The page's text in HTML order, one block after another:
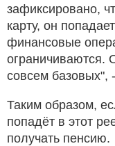
зафиксировано,
карту, он
финансовые
ограничиваются.
совсем базовых",
Таким образом,
попадёт в этот
получать пенсию.